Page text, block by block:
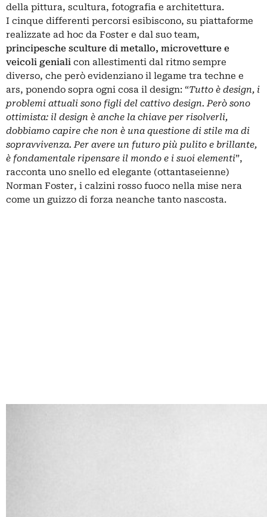
della pittura, scultura, fotografia e architettura.
I cinque differenti percorsi esibiscono, su piattaforme
realizzate ad hoc da Foster e dal suo team,
principesche sculture di metallo, microvetture e
veicoli geniali con allestimenti dal ritmo sempre
diverso, che però evidenziano il legame tra techne e
ars, ponendo sopra ogni cosa il design: “Tutto è design, i
problemi attuali sono figli del cattivo design. Però sono
ottimista: il design è anche la chiave per risolverli,
dobbiamo capire che non è una questione di stile ma di
sopravvivenza. Per avere un futuro più pulito e brillante,
è fondamentale ripensare il mondo e i suoi elementi”,
racconta uno snello ed elegante (ottantaseienne)
Norman Foster, i calzini rosso fuoco nella mise nera
come un guizzo di forza neanche tanto nascosta.